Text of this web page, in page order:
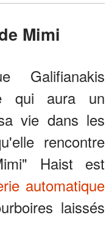
Mimi
qui aura un
vie dans les
rencontre
Haist est
automatique
laissés